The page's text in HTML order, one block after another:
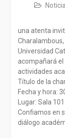
una atenta
Universidad
acompañará
actividades
Título de la
Fecha y hora:
Lugar: Sala
Confiamos en
diálogo